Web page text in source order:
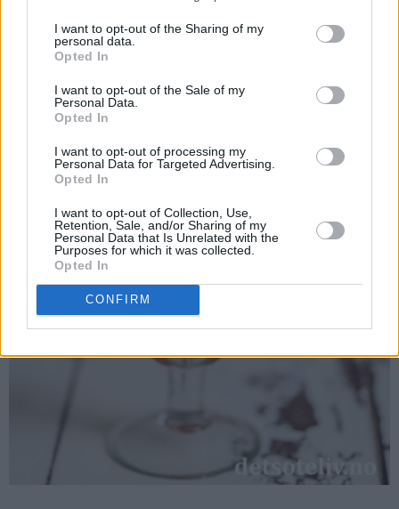
I want to opt-out of the Sharing of my
personal data.
Opted In
I want to opt-out of the Sale of my
Personal Data.
Opted In
I want to opt-out of processing my
Personal Data for Targeted Advertising.
Opted In
I want to opt-out of Collection, Use,
Retention, Sale, and/or Sharing of my
Personal Data that Is Unrelated with the
Purposes for which it was collected.
Opted In
CONFIRM